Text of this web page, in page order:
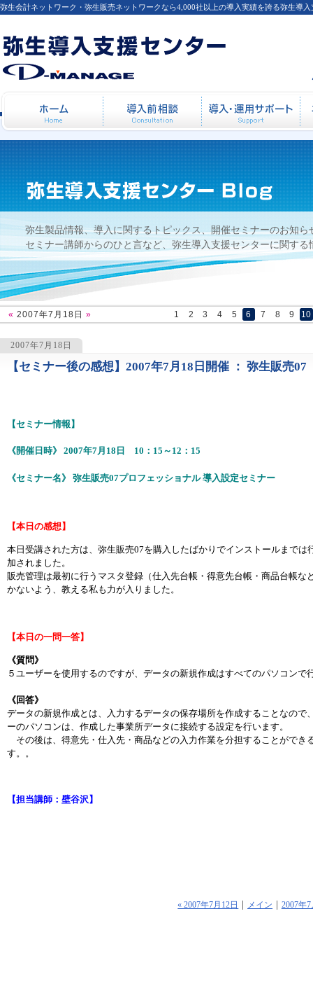
2007年7月18日
弥生会計ネットワーク・弥生販売ネットワークなら4,000社以上の導入実績を誇る弥生導
弥生製品情報、導入に関するトピックス、開催セミナーのお知ら
セミナー講師からのひと言など、弥生導入支援センターに関す
«2007年7月18日 » 1 2 3 4 5 6 7 8 9 10
2007年7月18日
【セミナー後の感想】2007年7月18日開催 ： 弥生販売
【セミナー情報】
《開催日時》 2007年7月18日 10：15～12：15
《セミナー名》 弥生販売07プロフェッショナル 導入設定セミナー
【本日の感想】
本日受講された方は、弥生販売07を購入したばかりでインストールまで
加されました。
販売管理は最初に行うマスタ登録（仕入先台帳・得意先台帳・商品台帳
かないよう、教える私も力が入りました。
【本日の一問一答】
《質問》
５ユーザーを使用するのですが、データの新規作成はすべてのパソコンで
《回答》
データの新規作成とは、入力するデータの保存場所を作成することなの
ーのパソコンは、作成した事業所データに接続する設定を行います。
その後は、得意先・仕入先・商品などの入力作業を分担することができ
す。。
【担当講師：壁谷沢】
« 2007年7月12日 メイン 2007年
ホーム 導入前相談 導